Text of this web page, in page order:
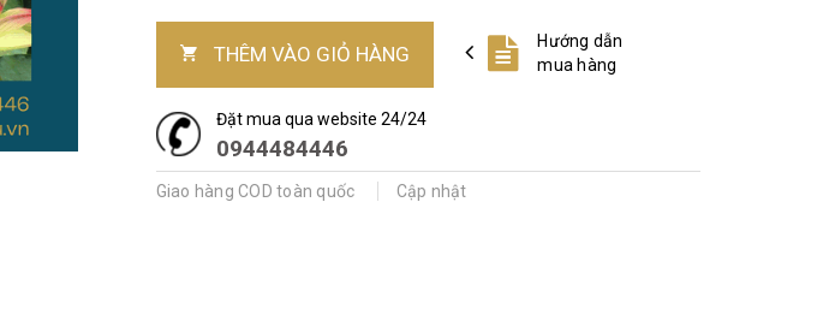
THÊM VÀO GIỎ HÀNG
Hướng dẫn
mua hàng
Đặt mua qua website 24/24
0944484446
Giao hàng COD toàn quốc Cập nhật